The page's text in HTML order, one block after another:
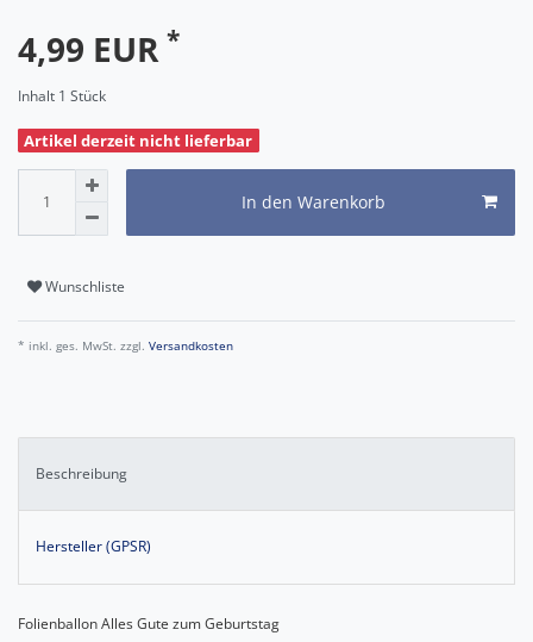
4,99 EUR *
Inhalt 1 Stück
Artikel derzeit nicht lieferbar
In den Warenkorb
Wunschliste
* inkl. ges. MwSt. zzgl. Versandkosten
Beschreibung
Hersteller (GPSR)
Folienballon Alles Gute zum Geburtstag